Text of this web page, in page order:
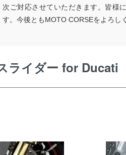
次ご対応させていただきます。皆様
す。今後ともMOTO CORSEをよろし
ライダー for Ducati